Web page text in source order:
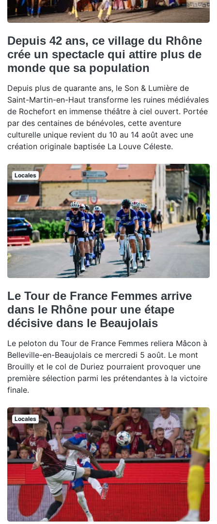
Depuis 42 ans, ce village du Rhône
crée un spectacle qui attire plus de
monde que sa population
Depuis plus de quarante ans, le Son & Lumière de
Saint-Martin-en-Haut transforme les ruines médiévales
de Rochefort en immense théâtre à ciel ouvert. Portée
par des centaines de bénévoles, cette aventure
culturelle unique revient du 10 au 14 août avec une
création originale baptisée La Louve Céleste.
Locales
Le Tour de France Femmes arrive
dans le Rhône pour une étape
décisive dans le Beaujolais
Le peloton du Tour de France Femmes reliera Mâcon à
Belleville-en-Beaujolais ce mercredi 5 août. Le mont
Brouilly et le col de Duriez pourraient provoquer une
première sélection parmi les prétendantes à la victoire
finale.
Locales